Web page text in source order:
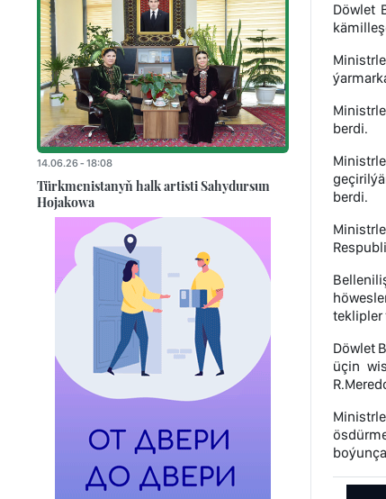
Döwlet
berdi.
berdi.
teklipler
Döwlet
üçin
14.06.26 - 18:08
Türkmenistanyň halk artisti Sahydursun
Hojakowa